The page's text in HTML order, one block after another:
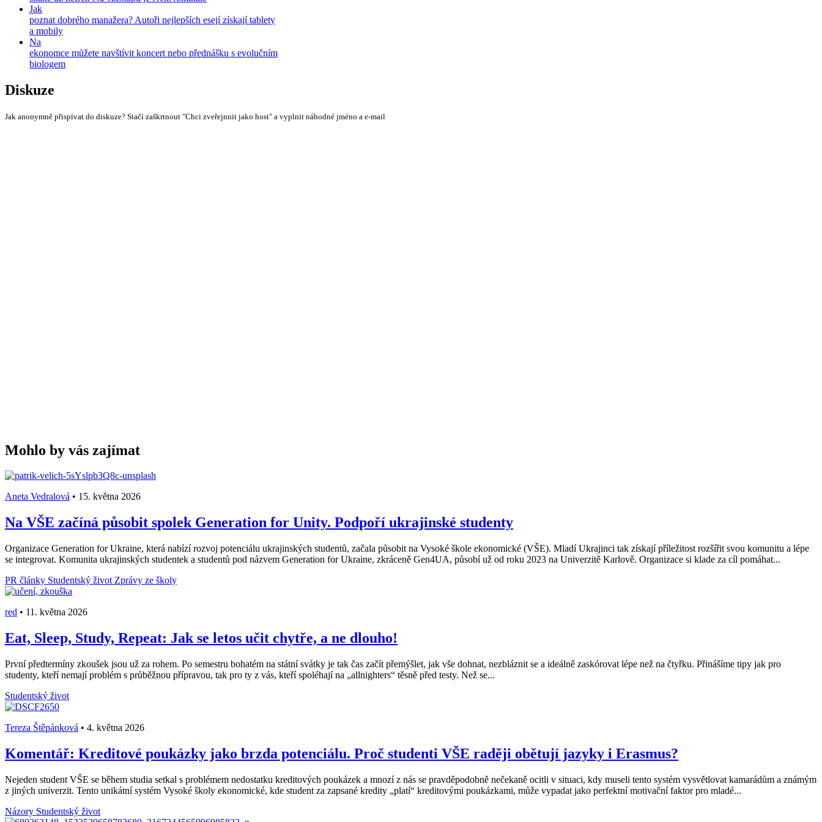
Jak
poznat dobrého manažera? Autoři nejlepších esejí získají tablety
a mobily
Na
ekonomce můžete navštívit koncert nebo přednášku s evolučním
biologem
Diskuze
Jak anonymně přispívat do diskuze? Stačí zaškrtnout "Chci zveřejnnit jako host" a vyplnit náhodné jméno a e-mail
Mohlo by vás zajímat
Aneta Vedralová • 15. května 2026
Na VŠE začíná působit spolek Generation for Unity. Podpoří ukrajinské studenty
Organizace Generation for Ukraine, která nabízí rozvoj potenciálu ukrajinských studentů, začala působit na Vysoké škole ekonomické (VŠE). Mladí Ukrajinci tak získají příležitost rozšířit svou komunitu a lépe
se integrovat. Komunita ukrajinských studentek a studentů pod názvem Generation for Ukraine, zkráceně Gen4UA, působí už od roku 2023 na Univerzitě Karlově. Organizace si klade za cíl pomáhat...
PR články Studentský život Zprávy ze školy
red • 11. května 2026
Eat, Sleep, Study, Repeat: Jak se letos učit chytře, a ne dlouho!
První předtermíny zkoušek jsou už za rohem. Po semestru bohatém na státní svátky je tak čas začít přemýšlet, jak vše dohnat, nezbláznit se a ideálně zaskórovat lépe než na čtyřku. Přinášíme tipy jak pro
studenty, kteří nemají problém s průběžnou přípravou, tak pro ty z vás, kteří spoléhají na „allnighters“ těsně před testy. Než se...
Studentský život
Tereza Štěpánková • 4. května 2026
Komentář: Kreditové poukázky jako brzda potenciálu. Proč studenti VŠE raději obětují jazyky i Erasmus?
Nejeden student VŠE se během studia setkal s problémem nedostatku kreditových poukázek a mnozí z nás se pravděpodobně nečekaně ocitli v situaci, kdy museli tento systém vysvětlovat kamarádům a známým
z jiných univerzit. Tento unikátní systém Vysoké školy ekonomické, kde student za zapsané kredity „platí“ kreditovými poukázkami, může vypadat jako perfektní motivační faktor pro mladé...
Názory Studentský život